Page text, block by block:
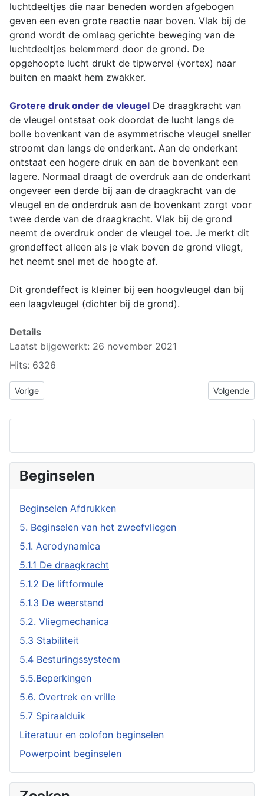
luchtdeeltjes die naar beneden worden afgebogen
geven een even grote reactie naar boven. Vlak bij de
grond wordt de omlaag gerichte beweging van de
luchtdeeltjes belemmerd door de grond. De
opgehoopte lucht drukt de tipwervel (vortex) naar
buiten en maakt hem zwakker.
Grotere druk onder de vleugel De draagkracht van
de vleugel ontstaat ook doordat de lucht langs de
bolle bovenkant van de asymmetrische vleugel sneller
stroomt dan langs de onderkant. Aan de onderkant
ontstaat een hogere druk en aan de bovenkant een
lagere. Normaal draagt de overdruk aan de onderkant
ongeveer een derde bij aan de draagkracht van de
vleugel en de onderdruk aan de bovenkant zorgt voor
twee derde van de draagkracht. Vlak bij de grond
neemt de overdruk onder de vleugel toe. Je merkt dit
grondeffect alleen als je vlak boven de grond vliegt,
het neemt snel met de hoogte af.
Dit grondeffect is kleiner bij een hoogvleugel dan bij
een laagvleugel (dichter bij de grond).
Details
Laatst bijgewerkt: 26 november 2021
Hits: 6326
Vorig artikel: 5.1. Aerodynamica
Vorige Volgende
Volgende
Beginselen
Beginselen Afdrukken
5. Beginselen van het zweefvliegen
5.1. Aerodynamica
5.1.1 De draagkracht
5.1.2 De liftformule
5.1.3 De weerstand
5.2. Vliegmechanica
5.3 Stabiliteit
5.4 Besturingssysteem
5.5.Beperkingen
5.6. Overtrek en vrille
5.7 Spiraalduik
Literatuur en colofon beginselen
Powerpoint beginselen